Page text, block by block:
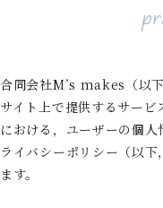
合同会社M’s makes（以
サイト上で提供するサービ
における，ユーザーの個
ライバシーポリシー（以
ます。